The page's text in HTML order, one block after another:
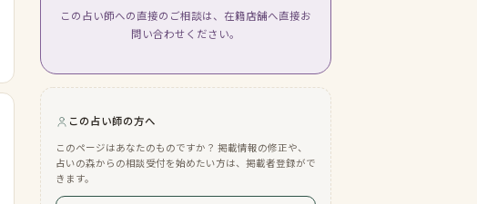
この占い師への直接のご相談は、在籍店舗へ直接お
問い合わせください。
この占い師の方へ
このページはあなたのものですか？ 掲載情報の修正や、
占いの森からの相談受付を始めたい方は、掲載者登録がで
きます。